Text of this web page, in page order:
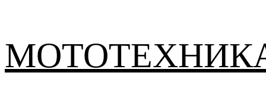
содержимому